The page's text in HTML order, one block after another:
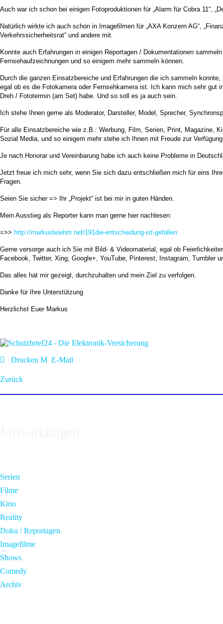
Auch war ich schon bei einigen Fotoproduktionen für „Alarm für Cobra 11“,
Natürlich wirkte ich auch schon in Imagefilmen für „AXA Konzern AG“,
Verkehrssicherheitsrat“ und andere mit.
Konnte auch Erfahrungen in einigen Reportagen / Dokumentationen
Fernsehaufzeichnungen und so einigem mehr sammeln können.
Durch die ganzen Einsatzbereiche und Erfahrungen die ich sammeln
egal ob es die Fotokamera oder Fernsehkamera ist. Ich kann mich sehr
Dreh / Fototermin (am Set) habe. Und so soll es ja auch sein.
Ich stehe Ihnen gerne als Moderator, Darsteller, Model, Sprecher,
Für alle Einsatzbereiche wie z.B.: Werbung, Film, Serien, Print, Magazine,
Sozial Media, und so einigem mehr stehe ich Ihnen mit Freude zur
Je nach Honorar und Vereinbarung habe ich auch keine Probleme in
Jetzt freue ich mich sehr, wenn Sie sich dazu entschließen mich für eins
Fragen.
Seien Sie sicher => Ihr „Projekt“ ist bei mir in guten Händen.
Mein Ausstieg als Reporter kann man gerne hier nachlesen:
=>> http://markusboehm.net/191die-entscheidung-ist-gefallen
Gerne versorge auch ich Sie mit Bild- & Videomaterial, egal ob
Facebook, Twitter, Xing, Google+, YouTube, Pinterest, Instagram, Tumbler
Das alles hat mir gezeigt, durchzuhalten und mein Ziel zu verfolgen.
Danke für Ihre Unterstützung
Herzlichst Euer Markus
Drucken E-Mail
Zurück
Serien
Filme
Kino
Reality
Doku / Reportagen
Imagefilme
Shows
Comedy
Archiv